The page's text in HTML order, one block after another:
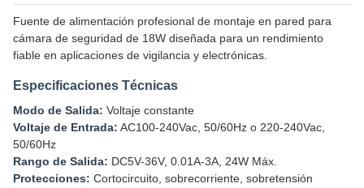
Fuente de alimentación profesional de montaje en pared para
cámara de seguridad de 18W diseñada para un rendimiento
fiable en aplicaciones de vigilancia y electrónicas.
Especificaciones Técnicas
Modo de Salida: Voltaje constante
Voltaje de Entrada: AC100-240Vac, 50/60Hz o 220-240Vac,
50/60Hz
Rango de Salida: DC5V-36V, 0.01A-3A, 24W Máx.
Protecciones: Cortocircuito, sobrecorriente, sobretensión